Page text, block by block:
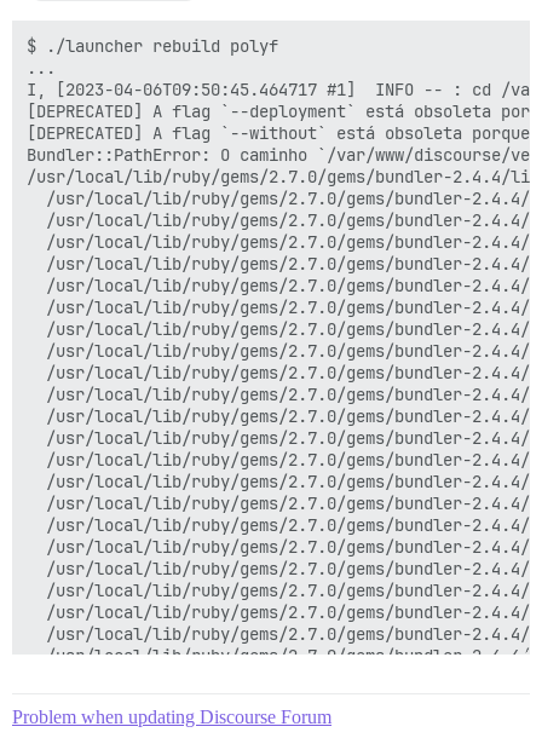
$ ./launcher rebuild polyf
...
I, [2023-04-06T09:50:45.464717 #1]  INFO -- : cd /
[DEPRECATED] A flag `--deployment` está obsoleta
[DEPRECATED] A flag `--without` está obsoleta
Bundler::PathError: O caminho `/var/www/discourse/
/usr/local/lib/ruby/gems/2.7.0/gems/bundler-2.4.4/
/usr/local/lib/ruby/gems/2.7.0/gems/bundler-
/usr/local/lib/ruby/gems/2.7.0/gems/bundler-
/usr/local/lib/ruby/gems/2.7.0/gems/bundler-
/usr/local/lib/ruby/gems/2.7.0/gems/bundler-
/usr/local/lib/ruby/gems/2.7.0/gems/bundler-2.4.4/
/usr/local/lib/ruby/gems/2.7.0/gems/bundler-
/usr/local/lib/ruby/gems/2.7.0/gems/bundler-
/usr/local/lib/ruby/gems/2.7.0/gems/bundler-2.4.4/
/usr/local/lib/ruby/gems/2.7.0/gems/bundler-2.4.4/
/usr/local/lib/ruby/gems/2.7.0/gems/bundler-
/usr/local/lib/ruby/gems/2.7.0/gems/bundler-
/usr/local/lib/ruby/gems/2.7.0/gems/bundler-
/usr/local/lib/ruby/gems/2.7.0/gems/bundler-
/usr/local/lib/ruby/gems/2.7.0/gems/bundler-
/usr/local/lib/ruby/gems/2.7.0/gems/bundler-
/usr/local/lib/ruby/gems/2.7.0/gems/bundler-
/usr/local/lib/ruby/gems/2.7.0/gems/bundler-
/usr/local/lib/ruby/gems/2.7.0/gems/bundler-2.4.4/
/usr/local/lib/ruby/gems/2.7.0/gems/bundler-
/usr/local/lib/ruby/gems/2.7.0/gems/bundler-
/usr/local/lib/ruby/gems/2.7.0/gems/bundler-
/usr/local/lib/ruby/gems/2.7.0/gems/bundler-
/usr/local/lib/ruby/gems/2.7.0/gems/bundler-
Problem when updating Discourse Forum